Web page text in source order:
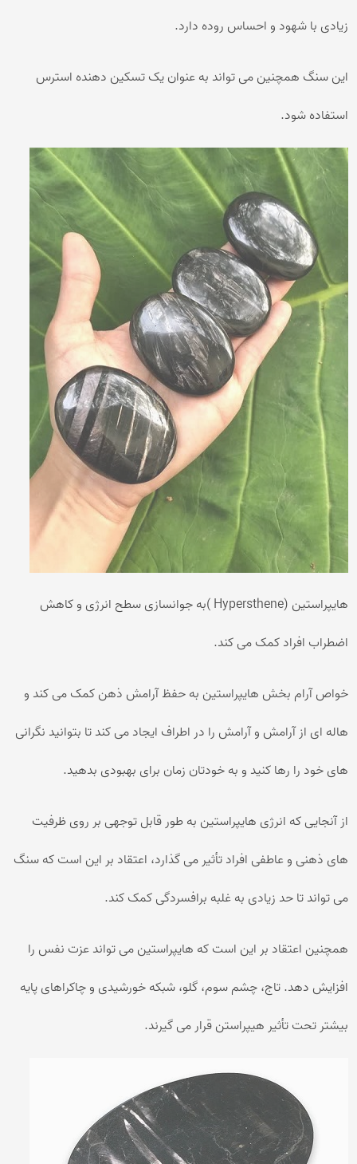
زیادی با شهود و احساس روده دارد.
این سنگ همچنین می تواند به عنوان یک تسکین دهنده استرس
استفاده شود.
هایپراستین (Hypersthene )به جوانسازی سطح انرژی و کاهش
اضطراب افراد کمک می کند.
خواص آرام بخش هایپراستین به حفظ آرامش ذهن کمک می کند و
هاله ای از آرامش و آرامش را در اطراف ایجاد می کند تا بتوانید نگرانی
های خود را رها کنید و به خودتان زمان برای بهبودی بدهید.
از آنجایی که انرژی هایپراستین به طور قابل توجهی بر روی ظرفیت
های ذهنی و عاطفی افراد تأثیر می گذارد، اعتقاد بر این است که سنگ
می تواند تا حد زیادی به غلبه برافسردگی کمک کند.
همچنین اعتقاد بر این است که هایپراستین می تواند عزت نفس را
افزایش دهد. تاج، چشم سوم، گلو، شبکه خورشیدی و چاکراهای پایه
بیشتر تحت تأثیر هیپراستن قرار می گیرند.